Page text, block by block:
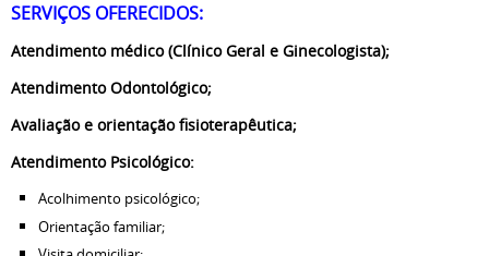
SERVIÇOS OFERECIDOS:
Atendimento médico (Clínico Geral e Ginecologista);
Atendimento Odontológico;
Avaliação e orientação fisioterapêutica;
Atendimento Psicológico:
Acolhimento psicológico;
Orientação familiar;